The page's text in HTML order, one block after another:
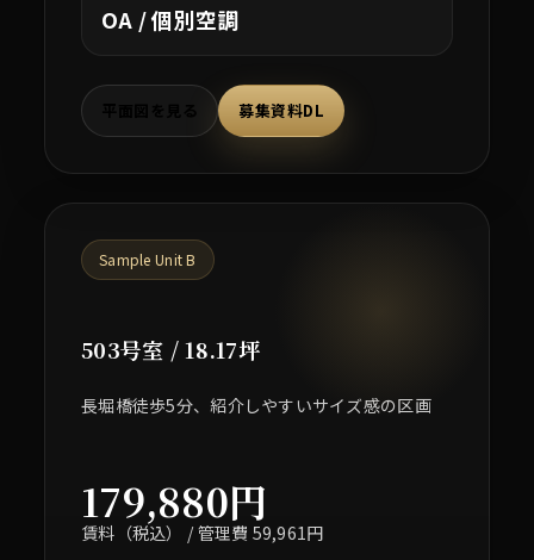
OA / 個別空調
募集資料DL
Sample Unit B
503号室 / 18.17坪
長堀橋徒歩5分、紹介しやすいサイズ感の区画
179,880円
賃料（税込） / 管理費 59,961円